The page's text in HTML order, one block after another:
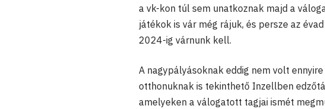
a vk-kon túl sem unatkoznak majd a
játékok is vár még rájuk, és persze az
2024-ig várnunk kell.
A nagypályásoknak eddig nem volt
otthonuknak is tekinthető Inzellben
amelyeken a válogatott tagjai ismét